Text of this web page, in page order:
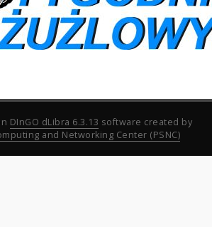
DInGO dLibra 6.3.13 software created by
and Networking Center (PSNC)